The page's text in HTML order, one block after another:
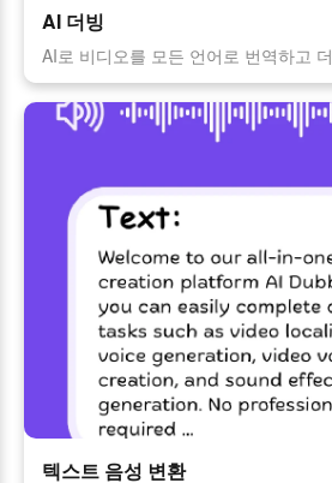
AI 더빙
AI로 비디오를 모든 언어로 번역하고
텍스트 음성 변환